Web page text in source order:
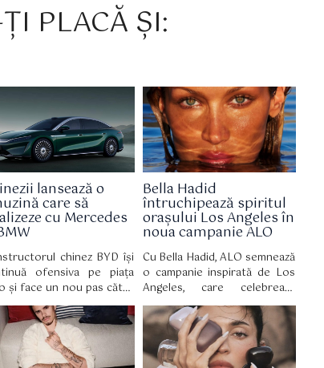
PLACĂ ȘI:
lansează o
care să
cu Mercedes
chinez BYD își
ofensiva pe piața
și face un nou pas către
premium, odată cu
modelului Da Han, o
electrică de mari
care țintește
rivali consacrați precum
Bella Hadid
întruchipează spiritul
orașului Los Angeles în
noua campanie ALO
Cu Bella Hadid, ALO semnează
o campanie inspirată de Los
Angeles, care celebrează
bunăstarea autentică, bazată
pe echilibru, mișcare și
acceptare de sine.